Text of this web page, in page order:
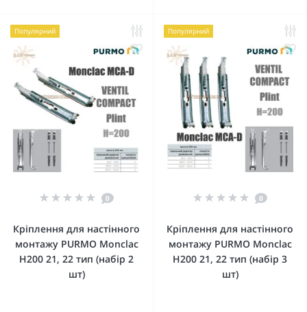
Популярний
0
Кріплення для настінного
монтажу PURMO Monclac
H200 21, 22 тип (набір 2
шт)
Популярний
0
Кріплення для настінного
монтажу PURMO Monclac
H200 21, 22 тип (набір 3
шт)